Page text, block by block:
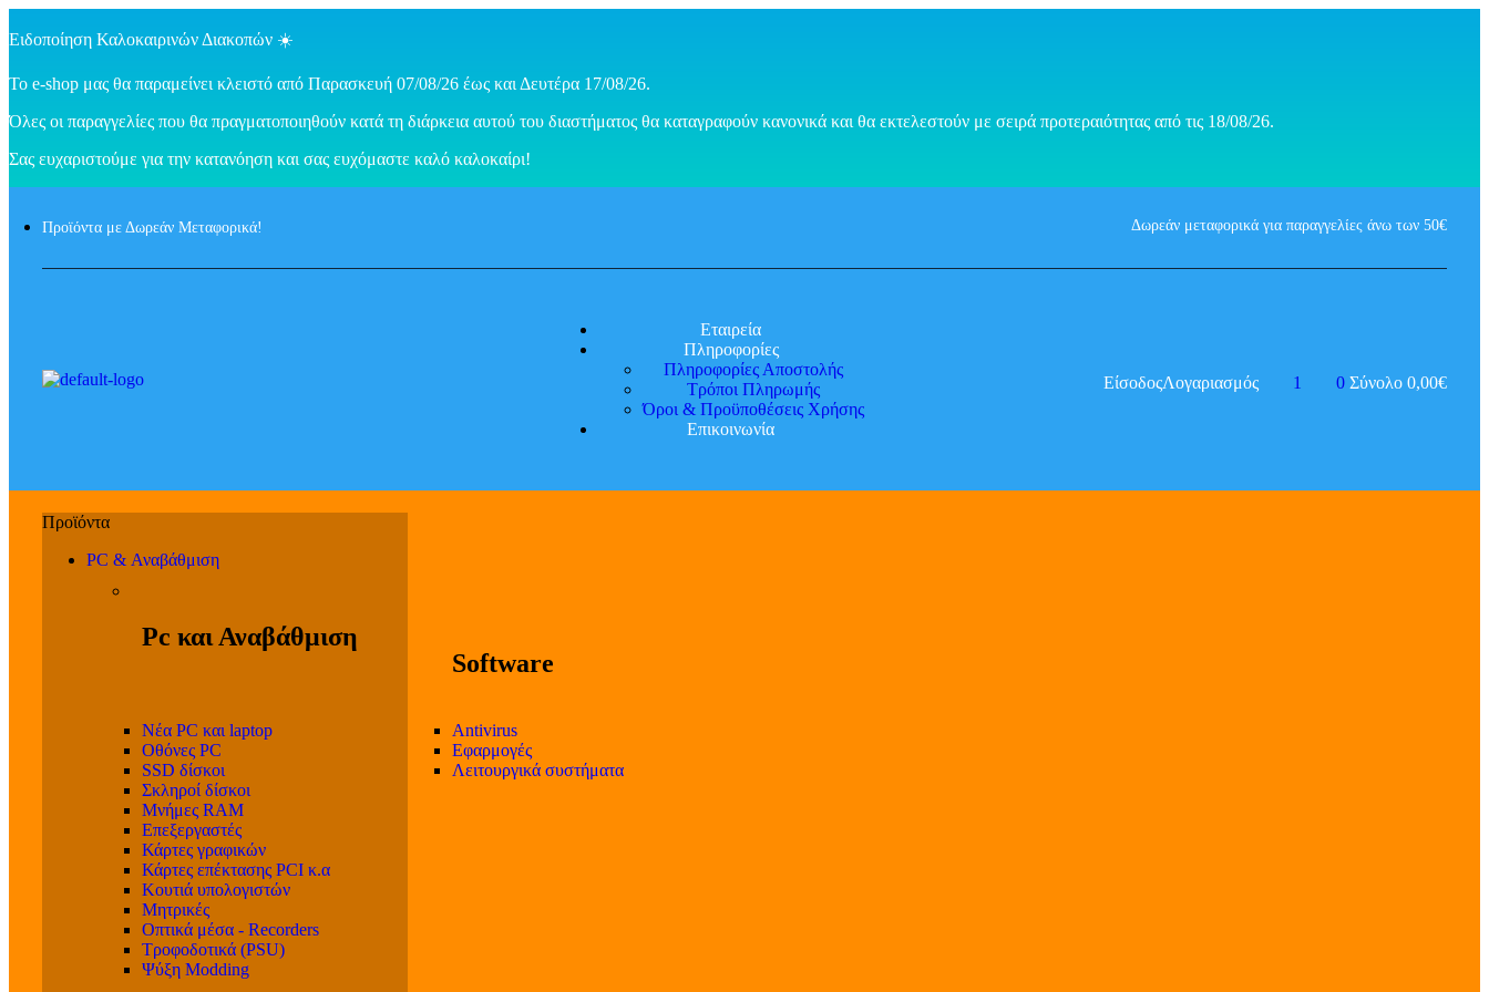
Ειδοποίηση Καλοκαιρινών Διακοπών ☀️
Το e-shop μας θα παραμείνει κλειστό από Παρασκευή 07/08/26 έως και Δευτέρα 17/08/26.
Όλες οι παραγγελίες που θα πραγματοποιηθούν κατά τη διάρκεια αυτού του διαστήματος θα καταγραφούν κανονικά και θα εκτελεστούν με σειρά προτεραιότητας από τις 18/08/26.
Σας ευχαριστούμε για την κατανόηση και σας ευχόμαστε καλό καλοκαίρι!
Προϊόντα με Δωρεάν Μεταφορικά! Δωρεάν μεταφορικά για παραγγελίες άνω των 50€
Εταιρεία
Πληροφορίες
Πληροφορίες Αποστολής
Τρόποι Πληρωμής
Όροι & Προϋποθέσεις Χρήσης
Επικοινωνία
ΕίσοδοςΛογαριασμός 1 0 Σύνολο 0,00€
PC & Αναβάθμιση
Pc και Αναβάθμιση
Software
Νέα PC και laptop
Οθόνες PC
SSD δίσκοι
Σκληροί δίσκοι
Μνήμες RAM
Επεξεργαστές
Κάρτες γραφικών
Κάρτες επέκτασης PCI κ.α
Κουτιά υπολογιστών
Μητρικές
Οπτικά μέσα - Recorders
Τροφοδοτικά (PSU)
Ψύξη Modding
Antivirus
Εφαρμογές
Λειτουργικά συστήματα